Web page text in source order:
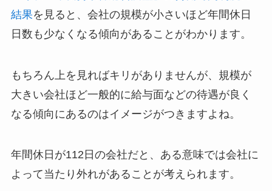
結果を見ると、会社の規模が小さいほど年間休日
日数も少なくなる傾向があることがわかります。
もちろん上を見ればキリがありませんが、規模が
大きい会社ほど一般的に給与面などの待遇が良く
なる傾向にあるのはイメージがつきますよね。
年間休日が112日の会社だと、ある意味では会社に
よって当たり外れがあることが考えられます。